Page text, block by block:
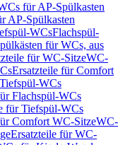
für AP-Spülkasten
AP-Spülkasten
WCsFlachspül-
für WCs, aus
für WC-SitzeWC-
Ersatzteile für Comfort
WCs
Flachspül-WCs
für Tiefspül-WCs
Comfort WC-SitzeWC-
Ersatzteile für WC-